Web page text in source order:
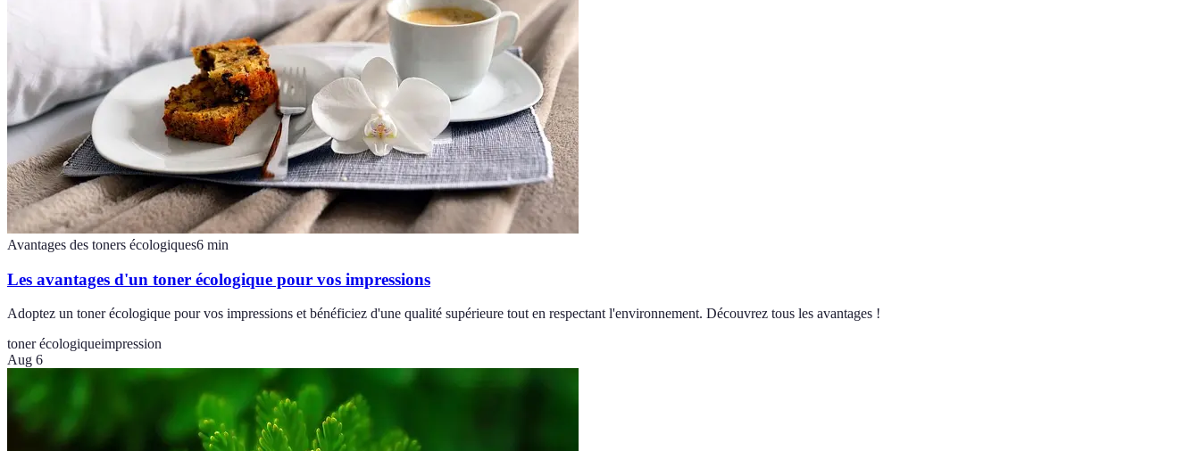
Avantages des toners écologiques6 min
Les avantages d'un toner écologique pour vos impressions
Adoptez un toner écologique pour vos impressions et bénéficiez d'une qualité supérieure tout en respectant l'environnement. Découvrez tous les avantages !
toner écologiqueimpression
Aug 6